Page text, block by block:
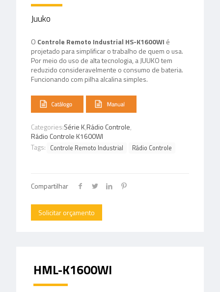
Juuko
O Controle Remoto Industrial HS-K1600WI é
projetado para simplificar o trabalho de quem o usa.
Por meio do uso de alta tecnologia, a JUUKO tem
reduzido consideravelmente o consumo de bateria.
Funcionando com pilha alcalina simples.
Categories:Série K,Rádio Controle,
Rádio Controle K1600WI
Tags: Controle Remoto Industrial Rádio Controle
Compartilhar
Solicitar orçamento
HML-K1600WI